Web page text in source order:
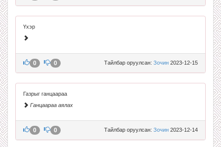
Үхэр
Тайлбар оруулсан: Зочин 2023-12-15
0 0
Газрыг ганцаараа
Ганцаараа аялах
Тайлбар оруулсан: Зочин 2023-12-14
0 0